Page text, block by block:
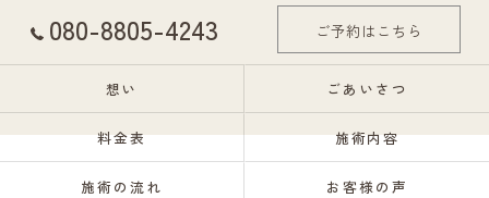
080-8805-4243 ご予約はこちら
想い ごあいさつ
料金表 施術内容
施術の流れ お客様の声